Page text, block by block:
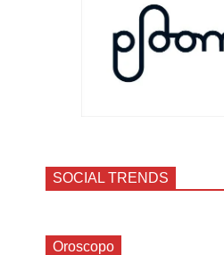
SOCIAL TRENDS
Oroscopo